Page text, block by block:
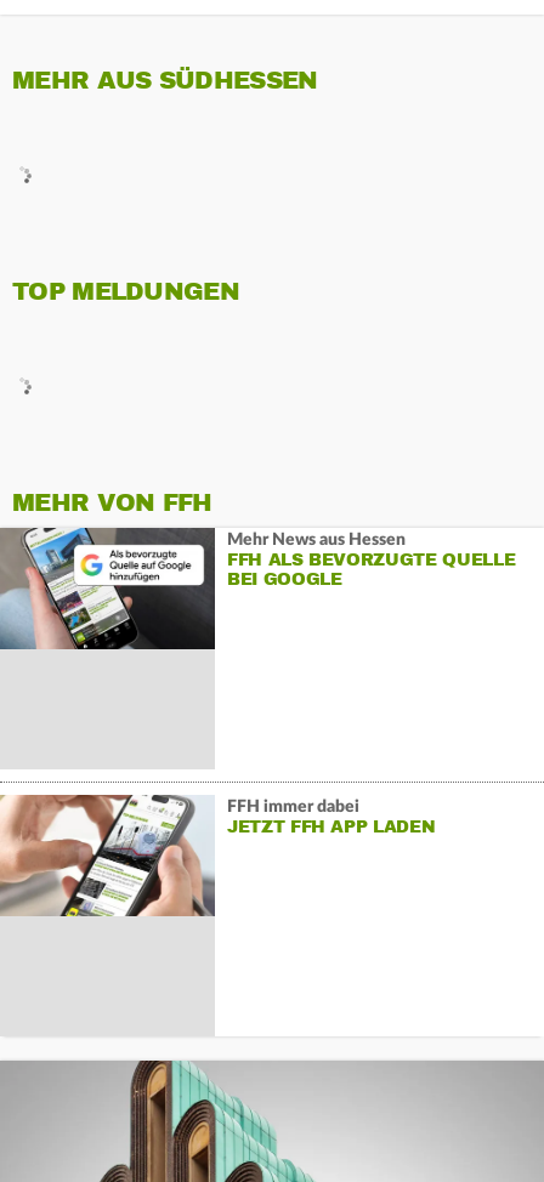
MEHR AUS SÜDHESSEN
TOP MELDUNGEN
MEHR VON FFH
Mehr News aus Hessen
FFH ALS BEVORZUGTE QUELLE
BEI GOOGLE
FFH immer dabei
JETZT FFH APP LADEN